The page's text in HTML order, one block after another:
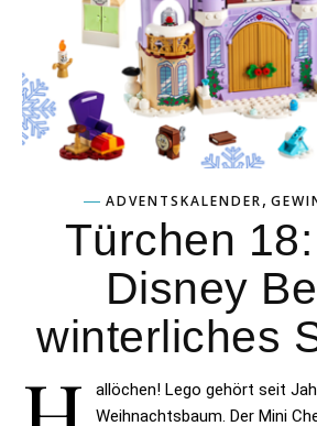
ADVENTSKALENDER,
Türchen
Disney
winterliches
allöchen! Lego gehört seit
Weihnachtsbaum. Der Mini